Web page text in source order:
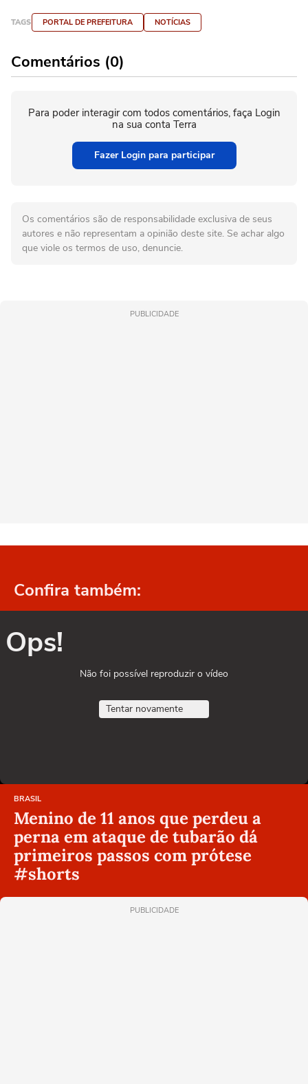
TAGS PORTAL DE PREFEITURA NOTÍCIAS
Comentários (0)
Para poder interagir com todos comentários, faça Login
na sua conta Terra
Fazer Login para participar
Os comentários são de responsabilidade exclusiva de seus
autores e não representam a opinião deste site. Se achar algo
que viole os termos de uso, denuncie.
PUBLICIDADE
Confira também:
Ops!
Não foi possível reproduzir o vídeo
Tentar novamente
BRASIL
Menino de 11 anos que perdeu a
perna em ataque de tubarão dá
primeiros passos com prótese
#shorts
PUBLICIDADE